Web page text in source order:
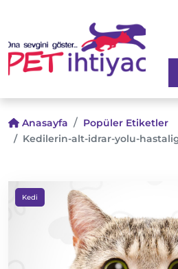
Anasayfa
Popüler Etiketler
Kedilerin-alt-idrar-yolu-
Kedi